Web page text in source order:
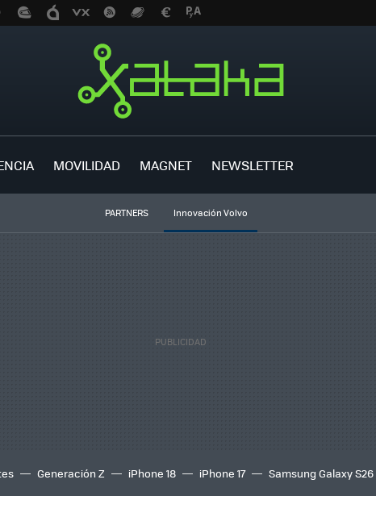
MOVILIDAD MAGNET NEWSLETTER
PARTNERS Innovación Volvo
Generación Z iPhone 18 iPhone 17 Samsung Galaxy S26